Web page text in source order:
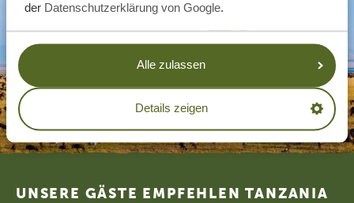
der Datenschutzerklärung von Google.
Alle zulassen
Details zeigen
Footer
UNSERE GÄSTE EMPFEHLEN TANZANIA